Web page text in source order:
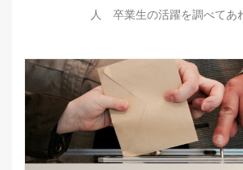
人 卒業生の活躍を調べてあ